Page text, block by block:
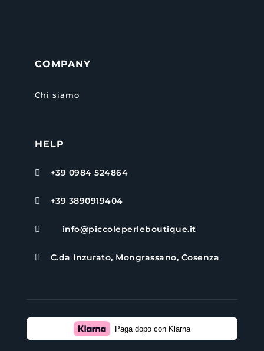
COMPANY
Chi siamo
HELP
 +39 0984 524864
 +39 3890919404
 info@piccoleperleboutique.it
 C.da Inzurato, Mongrassano, Cosenza
Paga dopo con Klarna